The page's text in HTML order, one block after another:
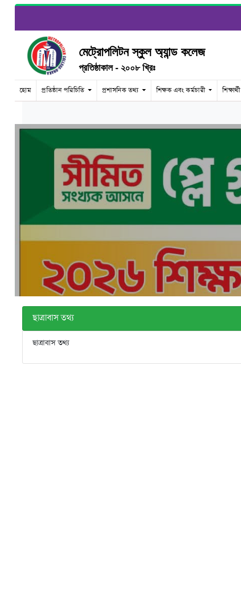
মেট্রোপলিটন স্কুল অ্যান্ড কলেজ
প্রতিষ্ঠাকাল - ২০০৮ খ্রিঃ
হোম প্রতিষ্ঠান পরিচিতি প্রশাসনিক তথ্য শিক্ষক এবং কর্মচারী শিক্ষার্থী
ছাত্রাবাস তথ্য
ছাত্রাবাস তথ্য